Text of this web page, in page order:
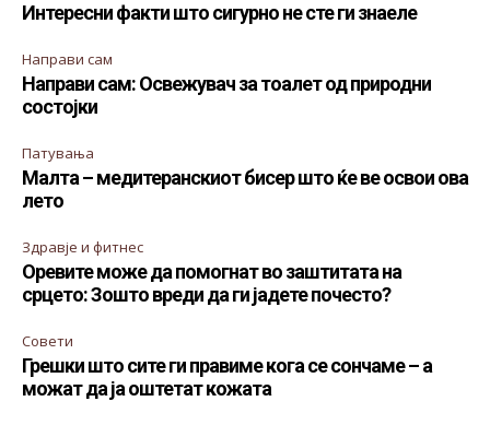
Интересни факти што сигурно не сте ги знаеле
Направи сам
Направи сам: Освежувач за тоалет од природни
состојки
Патувања
Малта – медитеранскиот бисер што ќе ве освои ова
лето
Здравје и фитнес
Оревите може да помогнат во заштитата на
срцето: Зошто вреди да ги јадете почесто?
Совети
Грешки што сите ги правиме кога се сончаме – а
можат да ја оштетат кожата